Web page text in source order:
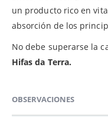
un producto rico en
absorción de los
No debe superarse la
Hifas da Terra.
OBSERVACIONES